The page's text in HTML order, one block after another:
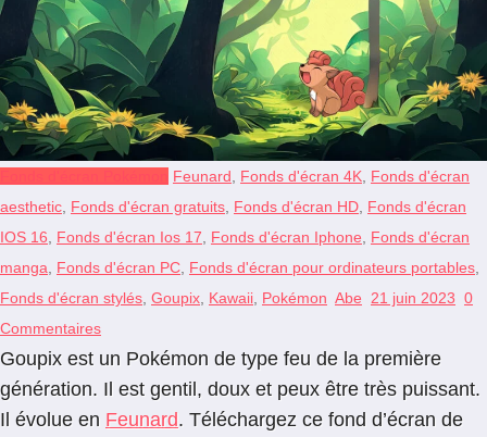
Feunard, Fonds d'écran 4K, Fonds d'écran
aesthetic, Fonds d'écran gratuits, Fonds d'écran HD, Fonds d'écran
IOS 16, Fonds d'écran Ios 17, Fonds d'écran Iphone, Fonds d'écran
manga, Fonds d'écran PC, Fonds d'écran pour ordinateurs portables,
Fonds d'écran stylés, Goupix, Kawaii, Pokémon Abe 21 juin 2023 0
Commentaires
Goupix est un Pokémon de type feu de la première
génération. Il est gentil, doux et peux être très puissant.
Il évolue en Feunard. Téléchargez ce fond d’écran de